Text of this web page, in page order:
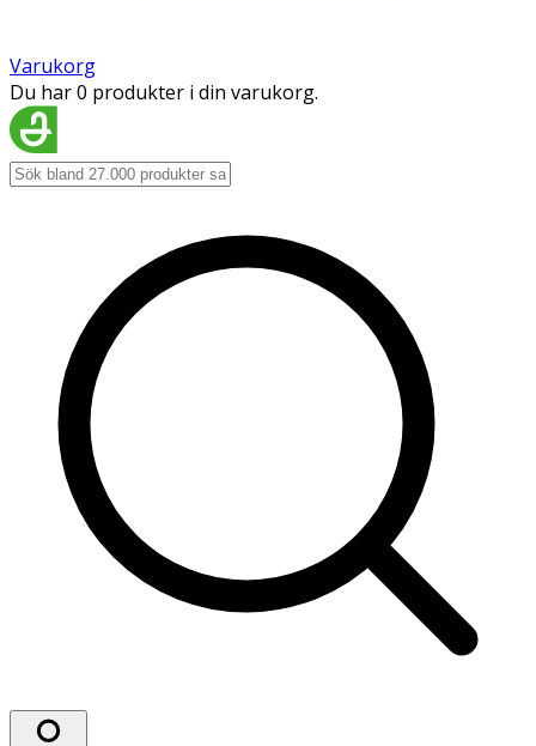
Varukorg
Du har 0 produkter i din varukorg.